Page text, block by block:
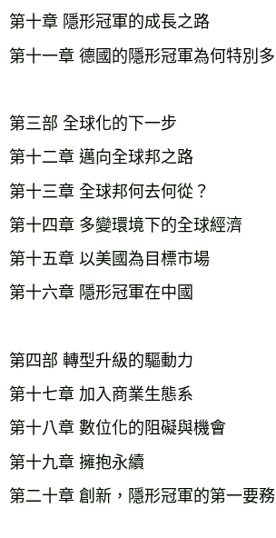
第十章 隱形冠軍的成長之路
第十一章 德國的隱形冠軍為何特別多
第三部 全球化的下一步
第十二章 邁向全球邦之路
第十三章 全球邦何去何從？
第十四章 多變環境下的全球經濟
第十五章 以美國為目標市場
第十六章 隱形冠軍在中國
第四部 轉型升級的驅動力
第十七章 加入商業生態系
第十八章 數位化的阻礙與機會
第十九章 擁抱永續
第二十章 創新，隱形冠軍的第一要務